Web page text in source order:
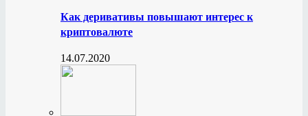
Как деривативы повышают интерес к
криптовалюте
14.07.2020